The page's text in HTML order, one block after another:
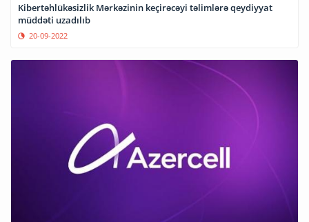
Kibertəhlükəsizlik Mərkəzinin keçirəcəyi təlimlərə qeydiyyat
müddəti uzadılıb
20-09-2022